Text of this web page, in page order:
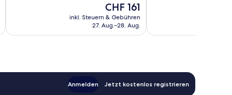
Der
Preis
beträgt
CHF 161
inkl. Steuern & Gebühren
27. Aug.–28. Aug.
Bewertungen
Anmelden Jetzt kostenlos registrieren